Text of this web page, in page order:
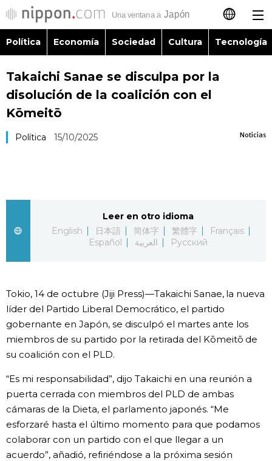
日本語
English
Русский
Política
Vida
Guía de Japón
Vídeos e imágenes
En profundidad
Más
Política Economía Sociedad Cultura Tecnología
Takaichi Sanae se disculpa por la
disolución de la coalición con el
Kōmeitō
Noticias
Política 15/10/2025
Leer en otro idioma
English
日本語 简体字 繁體字
Français
Español
العربية Русский
Tokio, 14 de octubre (Jiji Press)—Takaichi Sanae, la nueva
líder del Partido Liberal Democrático, el partido
gobernante en Japón, se disculpó el martes ante los
miembros de su partido por la retirada del Kōmeitō de
su coalición con el PLD.
“Es mi responsabilidad”, dijo Takaichi en una reunión a
puerta cerrada con miembros del PLD de ambas
cámaras de la Dieta, el parlamento japonés. “Me
esforzaré hasta el último momento para que podamos
colaborar con un partido con el que llegar a un
acuerdo”, añadió, refiriéndose a la próxima sesión